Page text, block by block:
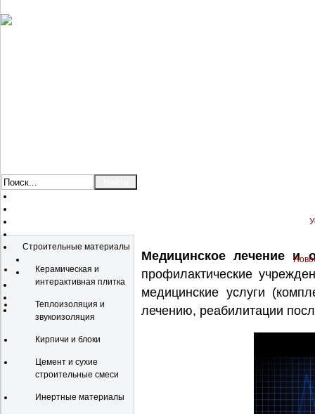
Строительные материалы
Керамическая и
интерактивная плитка
Теплоизоляция и
звукоизоляция
Кирпичи и блоки
Цемент и сухие
строительные смеси
Инертные материалы
Медицинское лечение и
профилактические
медицинские услуги
лечению, реабилитации